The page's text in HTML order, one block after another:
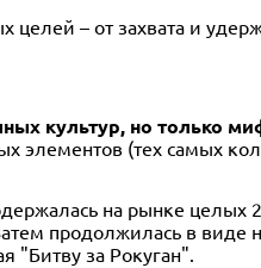
целей – от захвата и
культур, но только
(тех самых
на рынке целых
продолжилась в виде
"Битву за Рокуган".